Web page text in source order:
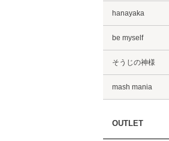
hanayaka
be myself
そうじの神様
mash mania
OUTLET